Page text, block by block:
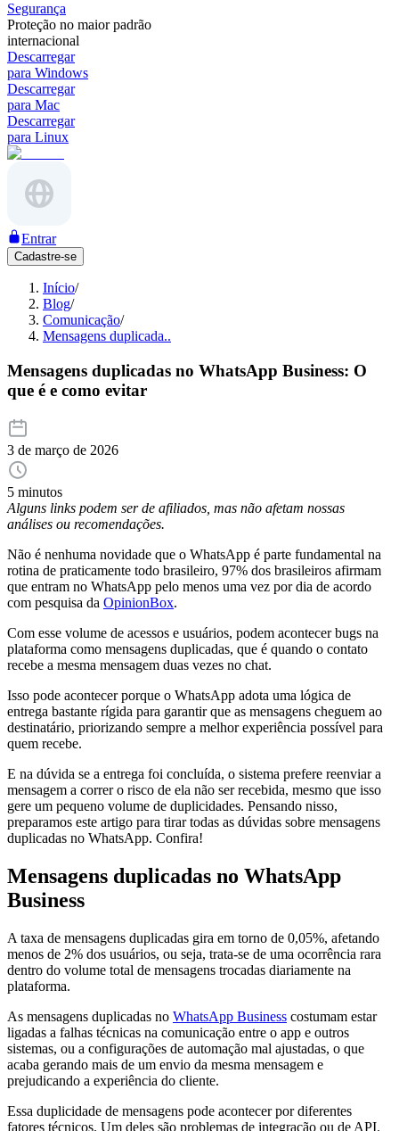
Segurança
Proteção no maior padrão
internacional
Descarregar
para Windows
Descarregar
para Mac
Descarregar
para Linux
Entrar
Cadastre-se
Início/
Blog/
Comunicação/
Mensagens duplicada..
Mensagens duplicadas no WhatsApp Business: O
que é e como evitar
3 de março de 2026
5 minutos
Alguns links podem ser de afiliados, mas não afetam nossas
análises ou recomendações.
Não é nenhuma novidade que o WhatsApp é parte fundamental na
rotina de praticamente todo brasileiro, 97% dos brasileiros afirmam
que entram no WhatsApp pelo menos uma vez por dia de acordo
com pesquisa da OpinionBox.
Com esse volume de acessos e usuários, podem acontecer bugs na
plataforma como mensagens duplicadas, que é quando o contato
recebe a mesma mensagem duas vezes no chat.
Isso pode acontecer porque o WhatsApp adota uma lógica de
entrega bastante rígida para garantir que as mensagens cheguem ao
destinatário, priorizando sempre a melhor experiência possível para
quem recebe.
E na dúvida se a entrega foi concluída, o sistema prefere reenviar a
mensagem a correr o risco de ela não ser recebida, mesmo que isso
gere um pequeno volume de duplicidades. Pensando nisso,
preparamos este artigo para tirar todas as dúvidas sobre mensagens
duplicadas no WhatsApp. Confira!
Mensagens duplicadas no WhatsApp
Business
A taxa de mensagens duplicadas gira em torno de 0,05%, afetando
menos de 2% dos usuários, ou seja, trata-se de uma ocorrência rara
dentro do volume total de mensagens trocadas diariamente na
plataforma.
As mensagens duplicadas no WhatsApp Business costumam estar
ligadas a falhas técnicas na comunicação entre o app e outros
sistemas, ou a configurações de automação mal ajustadas, o que
acaba gerando mais de um envio da mesma mensagem e
prejudicando a experiência do cliente.
Essa duplicidade de mensagens pode acontecer por diferentes
fatores técnicos. Um deles são problemas de integração ou de API.